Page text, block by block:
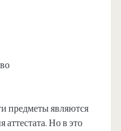
предметы являются
аттестата. Но в это